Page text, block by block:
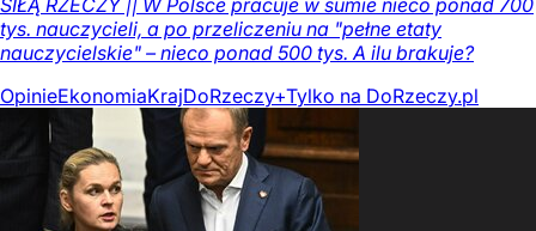
tys. nauczycieli, a po przeliczeniu na "pełne etaty
nauczycielskie" – nieco ponad 500 tys. A ilu brakuje?
OpinieEkonomiaKrajDoRzeczy+Tylko na DoRzeczy.pl